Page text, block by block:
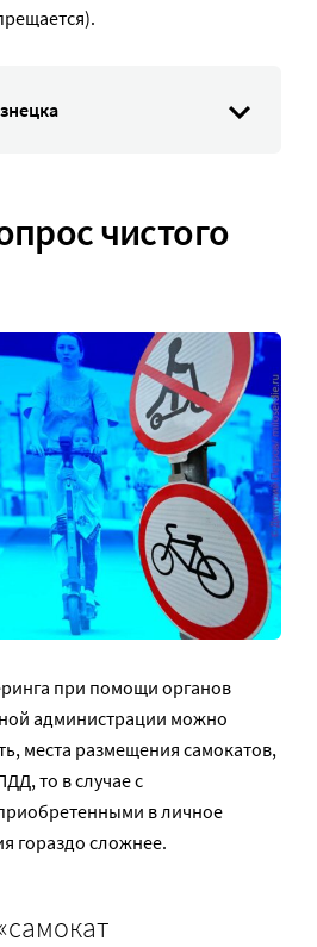
чистого
при помощи органов
администрации можно
места размещения самокатов,
то в случае с
в личное
гораздо сложнее.